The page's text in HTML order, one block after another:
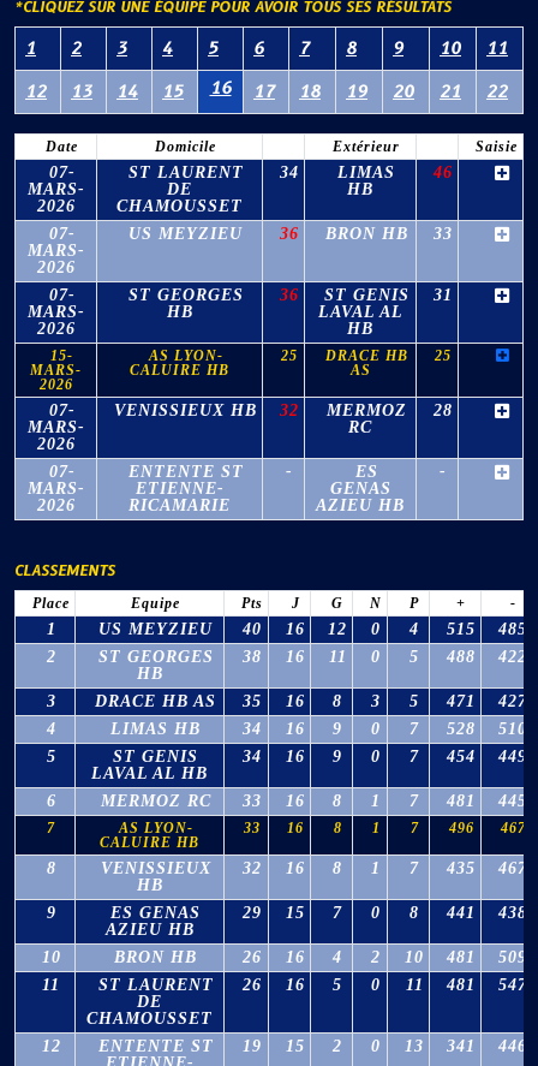
*CLIQUEZ SUR UNE ÉQUIPE POUR AVOIR TOUS SES RÉSULTATS
1 2 3 4 5 6 7 8 9 10
11
12
13 14 15 16 17 18 19 20 21 22
Date Domicile Extérieur Saisie
07-
MARS-
2026
ST LAURENT
DE
CHAMOUSSET
34
LIMAS
HB
46
07-
MARS-
2026
US MEYZIEU 36 BRON HB 33
07-
MARS-
2026
ST GEORGES
HB
36
ST GENIS
LAVAL AL
HB
31
15-
MARS-
2026
AS LYON-
CALUIRE HB
25
DRACE HB
AS
25
07-
MARS-
2026
VENISSIEUX HB 32
MERMOZ
RC
28
07-
MARS-
2026
ENTENTE ST
ETIENNE-
RICAMARIE
-
ES
GENAS
AZIEU HB
-
CLASSEMENTS
Place Equipe Pts J G N P + -
1 US MEYZIEU 40 16 12 0 4 515
485
2
ST GEORGES
HB
38 16 11 0 5 488 422
3 DRACE HB AS 35 16 8 3 5 471
427
4
LIMAS HB 34 16 9 0 7 528
510
5
ST GENIS
LAVAL AL HB
34 16 9 0 7 454 449
6 MERMOZ RC 33 16 8 1 7 481 445
7
AS LYON-
CALUIRE HB
33 16 8 1 7 496 467
8
VENISSIEUX
HB
32 16 8 1 7 435 467
9
ES GENAS
AZIEU HB
29 15 7 0 8 441 438
10 BRON HB 26 16 4 2 10 481
509
11
ST LAURENT
DE
CHAMOUSSET
26 16 5 0 11 481 547
12
ENTENTE ST
19 15 2 0 13 341 446